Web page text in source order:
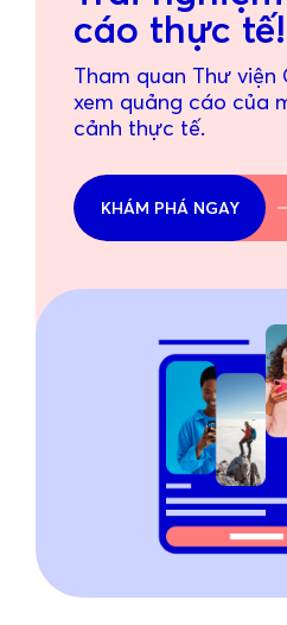
cáo thực tế!
Tham quan Thư
xem quảng cáo của
cảnh thực tế.
KHÁM PHÁ NGAY